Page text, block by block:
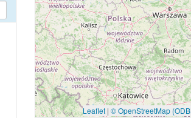
Leaflet| © OpenStreetMap